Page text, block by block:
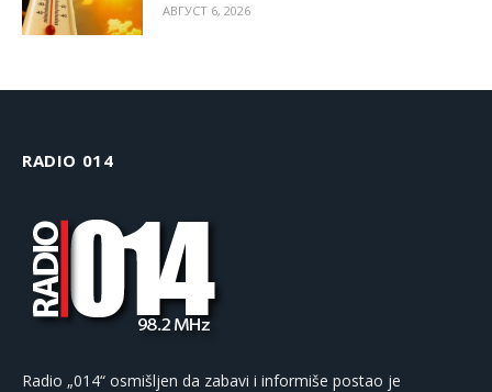
АВГУСТ 6, 2026
RADIO 014
Radio „014“ osmišljen da zabavi i informiše postao je